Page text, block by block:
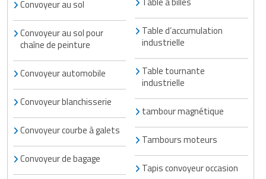
Convoyeur au sol
Convoyeur au sol pour
chaîne de peinture
Convoyeur automobile
Convoyeur blanchisserie
Convoyeur courbe à galets
Convoyeur de bagage
Table d’accumulation
industrielle
Table tournante
industrielle
tambour magnétique
Tambours moteurs
Tapis convoyeur occasion